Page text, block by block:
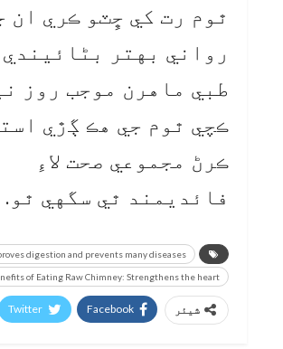
ٿوم رت کي ڇِٽو ڪري ان
رواني بهتر
طبي ماهرن موجب روز
ڪچي ٿوم جي هڪ ڳڙي
ڪرڻ مجموعي صحت لاءِ
فائديمند ٿي سگهي ٿو.
digestion and prevents many diseases
of Eating Raw Chimney: Strengthens the heart
شیئر Facebook
Twitter